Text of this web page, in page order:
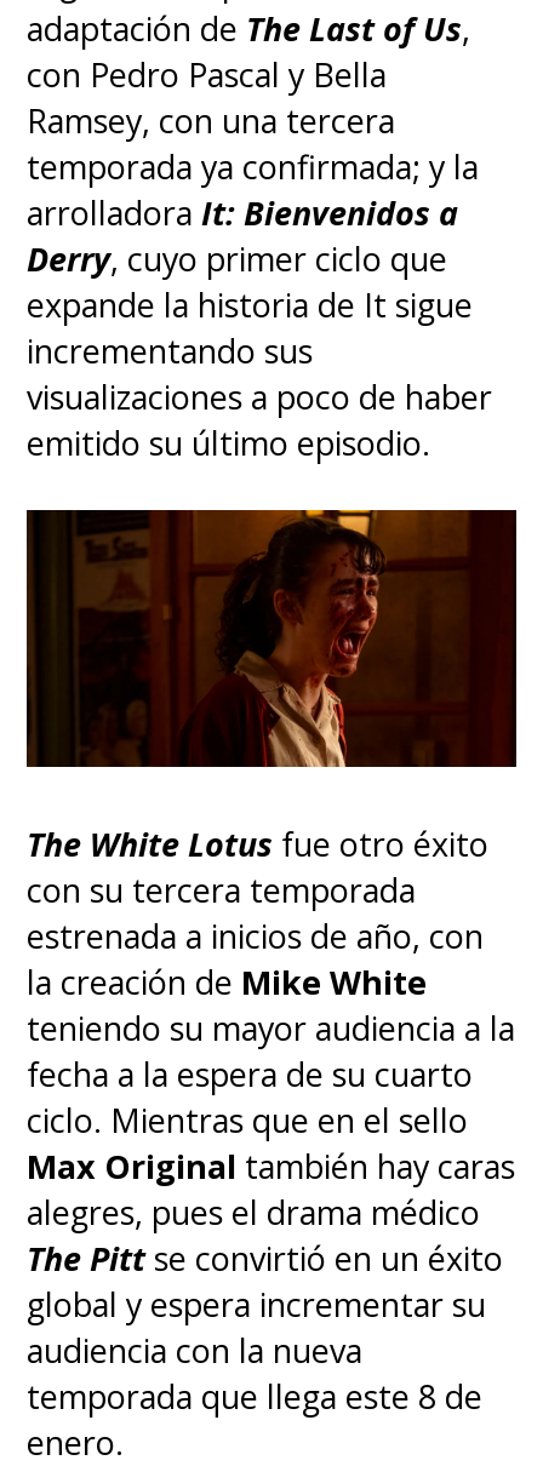
parte de la humanidad. "Joel",
un sobreviviente que sufrió una
terrible pérdida al inicio del
brote, vive como un
contrabandista despiadado y
cínico. Su vida cambia cuando
deba encargarse de sacar a
"Ellie", una niña de 14 años,
desde una opresiva zona de
cuarentena militar. Él formará
un fuerte vínculo con la joven,
quien posee la clave para la
supervivencia de la humanidad,
en un brutal y trágico viaje por
lo que queda de EE.UU.
adaptación de The Last of Us,
con Pedro Pascal y Bella
Ramsey, con una tercera
temporada ya confirmada; y la
arrolladoraIt: Bienvenidos a
Derry, cuyo primer ciclo que
expande la historia de It sigue
incrementando sus
visualizaciones a poco de haber
emitido su último episodio.
The White Lotus fue otro éxito
con su tercera temporada
estrenada a inicios de año, con
la creación de Mike White
teniendo su mayor audiencia a la
fecha a la espera de su cuarto
ciclo. Mientras que en el sello
Max Original también hay caras
alegres, pues el drama médico
The Pittse convirtió en un éxito
global y espera incrementar su
audiencia con la nueva
temporada que llega este 8 de
enero.